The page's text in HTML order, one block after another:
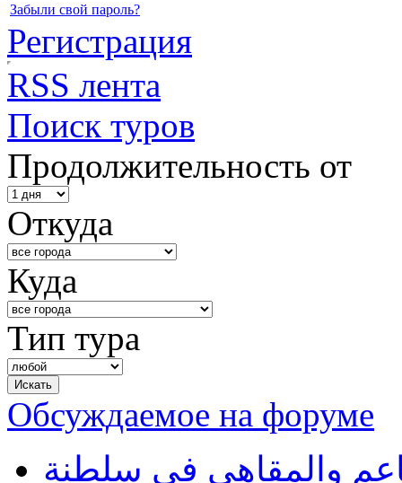
Забыли свой пароль?
Регистрация
RSS лента
Поиск туров
Продолжительность от
Откуда
Куда
Тип тура
Обсуждаемое на форуме
والمقاهي في سلطنة